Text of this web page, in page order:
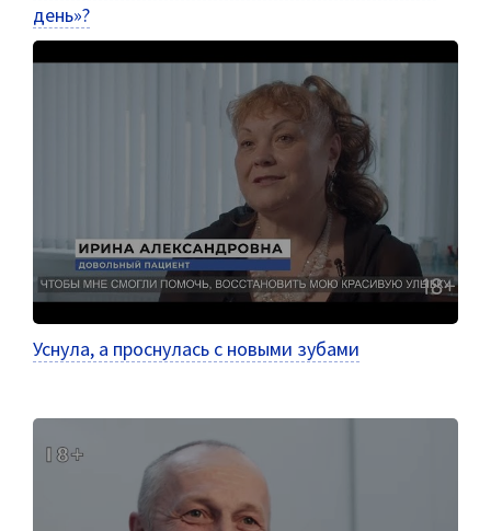
Уснула, а проснулась с новыми зубами
день»?